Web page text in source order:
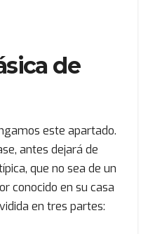
de
este apartado.
antes dejará de
que no sea de un
conocido en su casa
en tres partes: